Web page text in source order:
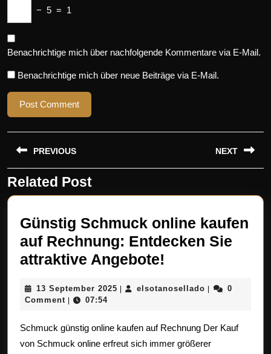
− 5 = 1
Benachrichtige mich über nachfolgende Kommentare via E-Mail.
Benachrichtige mich über neue Beiträge via E-Mail.
Beitragsnavigation
PREVIOUS
Previous
post:
NEXT
post:
Related Post
Günstig Schmuck online kaufen
auf Rechnung: Entdecken Sie
attraktive Angebote!
online
auf
Rechnung:
13 September 2025 13
| elsotanosellado |
0
Comment | 07:54
Schmuck günstig online kaufen auf Rechnung Der Kauf
von Schmuck online erfreut sich immer größerer